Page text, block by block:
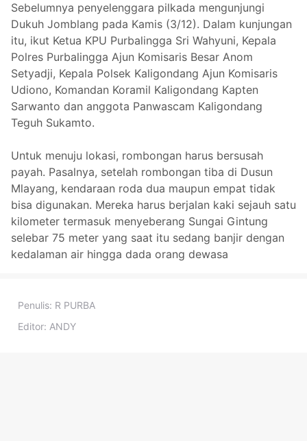
Sebelumnya penyelenggara pilkada mengunjungi
Dukuh Jomblang pada Kamis (3/12). Dalam kunjungan
itu, ikut Ketua KPU Purbalingga Sri Wahyuni, Kepala
Polres Purbalingga Ajun Komisaris Besar Anom
Setyadji, Kepala Polsek Kaligondang Ajun Komisaris
Udiono, Komandan Koramil Kaligondang Kapten
Sarwanto dan anggota Panwascam Kaligondang
Teguh Sukamto.
Untuk menuju lokasi, rombongan harus bersusah
payah. Pasalnya, setelah rombongan tiba di Dusun
Mlayang, kendaraan roda dua maupun empat tidak
bisa digunakan. Mereka harus berjalan kaki sejauh satu
kilometer termasuk menyeberang Sungai Gintung
selebar 75 meter yang saat itu sedang banjir dengan
kedalaman air hingga dada orang dewasa
Penulis: R PURBA
Editor: ANDY